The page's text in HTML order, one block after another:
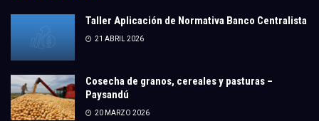
Taller Aplicación de Normativa Banco Centralista
21 ABRIL 2026
Cosecha de granos, cereales y pasturas –
Paysandú
20 MARZO 2026